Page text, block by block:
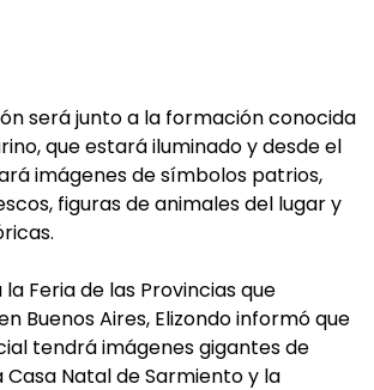
será junto a la formación conocida
que estará iluminado y desde el
imágenes de símbolos patrios,
figuras de animales del lugar y
Feria de las Provincias que
Buenos Aires, Elizondo informó que
tendrá imágenes gigantes de
Casa Natal de Sarmiento y la